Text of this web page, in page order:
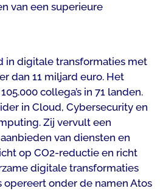
van een superieure
in digitale transformaties met
dan 11 miljard euro. Het
collega’s in 71 landen.
in Cloud, Cybersecurity en
Zij vervult een
van diensten en
op CO2-reductie en richt
digitale transformaties
opereert onder de namen Atos